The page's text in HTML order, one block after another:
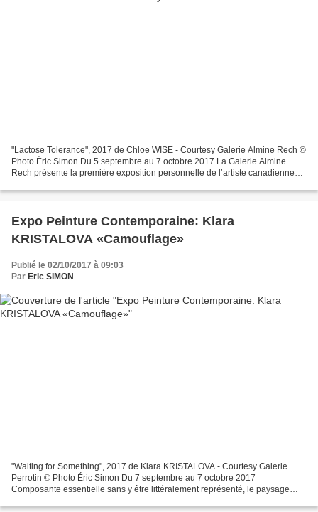
"Lactose Tolerance", 2017 de Chloe WISE - Courtesy Galerie Almine Rech ©
Photo Éric Simon Du 5 septembre au 7 octobre 2017 La Galerie Almine
Rech présente la première exposition personnelle de l’artiste canadienne
Expo Peinture Contemporaine: Klara
KRISTALOVA «Camouflage»
Publié le 02/10/2017 à 09:03
Par Eric SIMON
"Waiting for Something", 2017 de Klara KRISTALOVA - Courtesy Galerie
Perrotin © Photo Éric Simon Du 7 septembre au 7 octobre 2017
Composante essentielle sans y être littéralement représenté, le paysage